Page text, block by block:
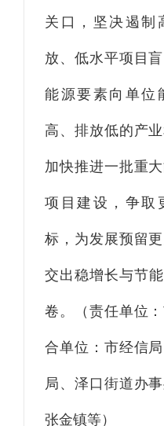
关口，坚决遏制
放、低水平项目
能源要素向单位
高、排放低的产业
加快推进一批重
项目建设，争取
标，为发展预留
交出稳增长与节
卷。 （责任单位
合单位：市经信
局、泽口街道办事
张金镇等）